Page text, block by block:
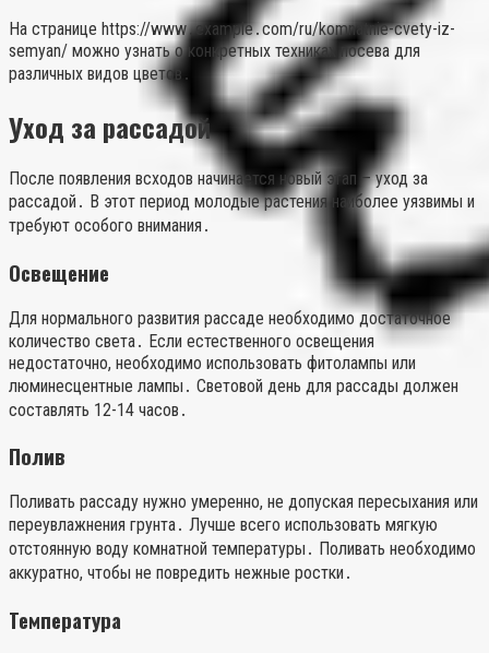
На странице https://www․example․com/ru/komnatnie-cvety-iz-
semyan/ можно узнать о конкретных техниках посева для
различных видов цветов․
Уход за рассадой
После появления всходов начинается новый этап – уход за
рассадой․ В этот период молодые растения наиболее уязвимы и
требуют особого внимания․
Освещение
Для нормального развития рассаде необходимо достаточное
количество света․ Если естественного освещения
недостаточно, необходимо использовать фитолампы или
люминесцентные лампы․ Световой день для рассады должен
составлять 12-14 часов․
Полив
Поливать рассаду нужно умеренно, не допуская пересыхания или
переувлажнения грунта․ Лучше всего использовать мягкую
отстоянную воду комнатной температуры․ Поливать необходимо
аккуратно, чтобы не повредить нежные ростки․
Температура